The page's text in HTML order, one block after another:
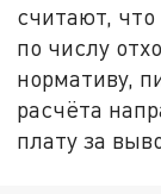
считают,
по числу
нормативу,
расчёта
плату за